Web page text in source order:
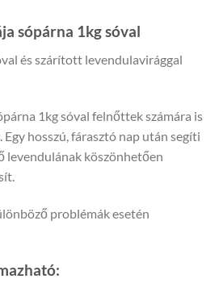
sópárna 1kg sóval
és szárított levendulavirággal
1kg sóval felnőttek számára is
hosszú, fárasztó nap után segíti
levendulának köszönhetően
problémák esetén